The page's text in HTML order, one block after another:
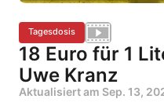
Tagesdosis
18 Euro für 1
Uwe Kranz
Aktualisiert am Sep. 13,